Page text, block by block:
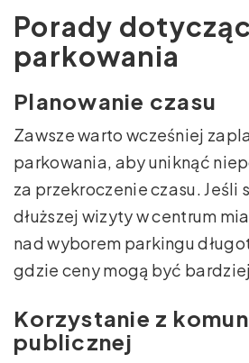
Porady
parkowania
Planowanie czasu
Zawsze warto wcześniej
parkowania, aby uniknąć
za przekroczenie czasu. Jeśli
dłuższej wizyty w centrum
nad wyborem parkingu
gdzie ceny mogą być
Korzystanie z
publicznej